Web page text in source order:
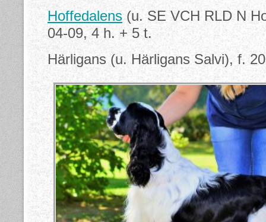
Hoffedalens(u. SE VCH RLD N
04-09, 4 h. + 5 t.
Härligans (u. Härligans Salvi), f.